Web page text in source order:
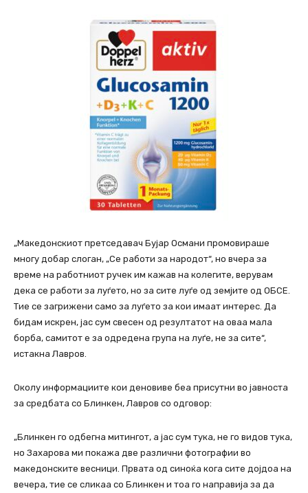
„Македонскиот претседавач Бујар Османи промовираше
многу добар слоган, „Се работи за народот“, но вчера за
време на работниот ручек им кажав на колегите, верувам
дека се работи за луѓето, но за сите луѓе од земјите од ОБСЕ.
Тие се загрижени само за луѓето за кои имаат интерес. Да
бидам искрен, јас сум свесен од резултатот на оваа мала
борба, самитот е за одредена група на луѓе, не за сите“,
истакна Лавров.
Околу информациите кои деновиве беа присутни во јавноста
за средбата со Блинкен, Лавров со одговор:
„Блинкен го одбегна митингот, а јас сум тука, не го видов тука,
но Захарова ми покажа две различни фотографии во
македонските весници. Првата од синоќа кога сите дојдоа на
вечера, тие се сликаа со Блинкен и тоа го направија за да